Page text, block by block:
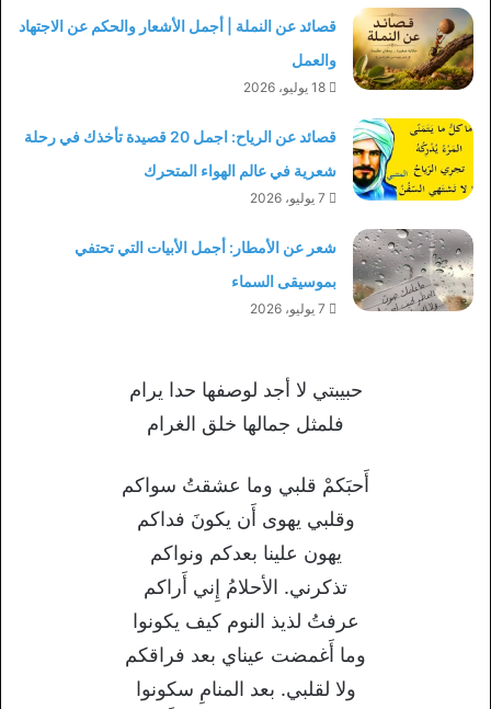
قصائد عن النملة | أجمل الأشعار والحكم عن الاجتهاد
والعمل
18 يوليو، 2026
قصائد عن الرياح: اجمل 20 قصيدة تأخذك في رحلة
شعرية في عالم الهواء المتحرك
7 يوليو، 2026
شعر عن الأمطار: أجمل الأبيات التي تحتفي
بموسيقى السماء
7 يوليو، 2026
حبيبتي لا أجد لوصفها حدا يرام
فلمثل جمالها خلق الغرام
أَحبَكمْ قلبي وما عشقتُ سواكم
وقلبي يهوى أَن يكونَ فداكم
يهون علينا بعدكم ونواكم
تذكرني. الأحلامُ إِني أَراكم
عرفتُ لذيذ النوم كيف يكونوا
وما أَغمضت عيناي بعد فراقكم
ولا لقلبي. بعد المنامِ سكونوا